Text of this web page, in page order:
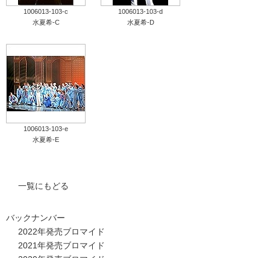
1006013-103-c
水夏希-C
1006013-103-d
水夏希-D
1006013-103-e
水夏希-E
一覧にもどる
バックナンバー
2022年発売ブロマイド
2021年発売ブロマイド